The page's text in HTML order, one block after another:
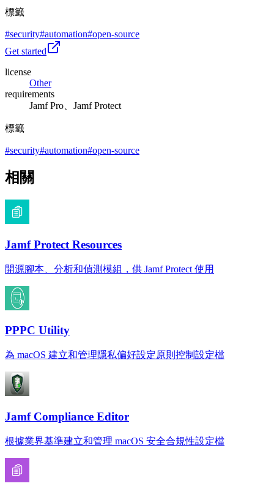
標籤
#security#automation#open-source
Get started
license
Other
requirements
Jamf Pro、Jamf Protect
標籤
#security#automation#open-source
相關
Jamf Protect Resources
開源腳本、分析和偵測模組，供 Jamf Protect 使用
PPPC Utility
為 macOS 建立和管理隱私偏好設定原則控制設定檔
Jamf Compliance Editor
根據業界基準建立和管理 macOS 安全合規性設定檔